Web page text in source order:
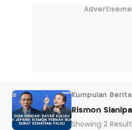
Kumpulan Berita
Rismon
Showing 2